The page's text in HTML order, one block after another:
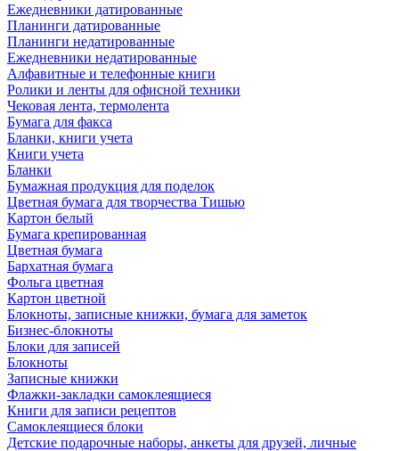
Ежедневники датированные
Планинги датированные
Планинги недатированные
Ежедневники недатированные
Алфавитные и телефонные книги
Ролики и ленты для офисной техники
Чековая лента, термолента
Бумага для факса
Бланки, книги учета
Книги учета
Бланки
Бумажная продукция для поделок
Цветная бумага для творчества Тишью
Картон белый
Бумага крепированная
Цветная бумага
Бархатная бумага
Фольга цветная
Картон цветной
Блокноты, записные книжки, бумага для заметок
Бизнес-блокноты
Блоки для записей
Блокноты
Записные книжки
Флажки-закладки самоклеящиеся
Книги для записи рецептов
Самоклеящиеся блоки
Детские подарочные наборы, анкеты для друзей, личные